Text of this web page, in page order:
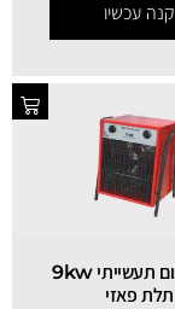
קנה עכשיו
מפזר חום תעשייתי 9kw
תלת פאזי